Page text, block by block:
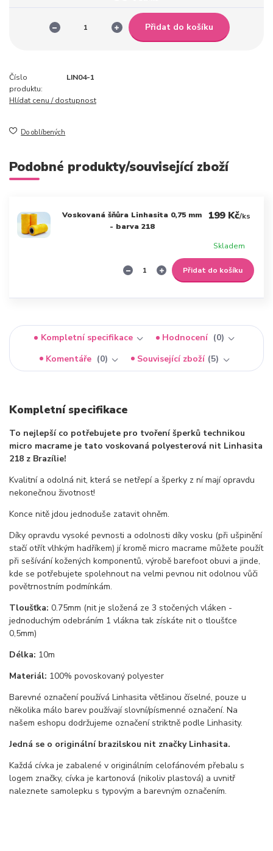
Přidat do košíku
Číslo
produktu:
LIN04-1
Hlídat cenu / dostupnost
Do oblíbených
Podobné produkty/související zboží
Voskovaná šňůra Linhasita 0,75 mm
- barva 218
199 Kč/ks
Skladem
Přidat do košíku
Kompletní specifikace Hodnocení
0
Komentáře
0 Související zboží 5
Kompletní specifikace
To nejlepší co potřebujete pro tvoření šperků technikou
micro macrame je tato voskovaná polyesterová nit Linhasita
218 z Brazílie!
Kvalitní a odolná nit, která se netřepí a šperky z ní mají opravdu
nekonečnou životnost!
Konce nitě jdou jednoduše zatavit ohněm.
Díky opravdu vysoké pevnosti a odolnosti díky vosku (při ušpinění
stačí otřít vlhkým hadříkem) jí kromě micro macrame můžete použít
při sešívání kožených komponentů, výrobě barefoot obuvi a jinde,
kde se potřebujete spolehnout na velmi pevnou nit odolnou vůči
povětrnostním podmínkám.
Tloušťka: 0.75mm (nit je složená ze 3 stočených vláken -
jednoduchým odebráním 1 vlákna tak získáte nit o tloušťce
0,5mm)
Délka: 10m
Materiál: 100% povoskovaný polyester
Barevné označení používá Linhasita většinou číselné, pouze u
několika málo barev používají slovní/písmenné označení. Na
našem eshopu dodržujeme označení striktně podle Linhasity.
Jedná se o originální brazilskou nit značky Linhasita.
Každá cívka je zabalené v originálním celofánovém přebalu s
logem značky, cívka je kartonová (nikoliv plastová) a uvnitř
naleznete samolepku s typovým a barevným označením.